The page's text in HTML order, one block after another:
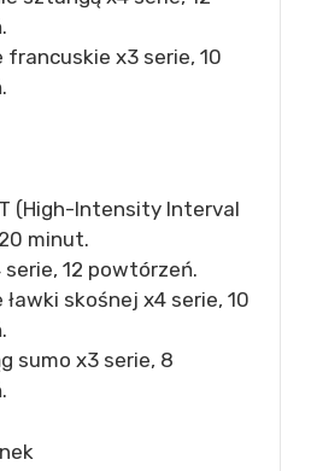
francuskie x3 serie, 10
(High-Intensity Interval
minut.
serie, 12 powtórzeń.
ławki skośnej x4 serie, 10
sumo x3 serie, 8